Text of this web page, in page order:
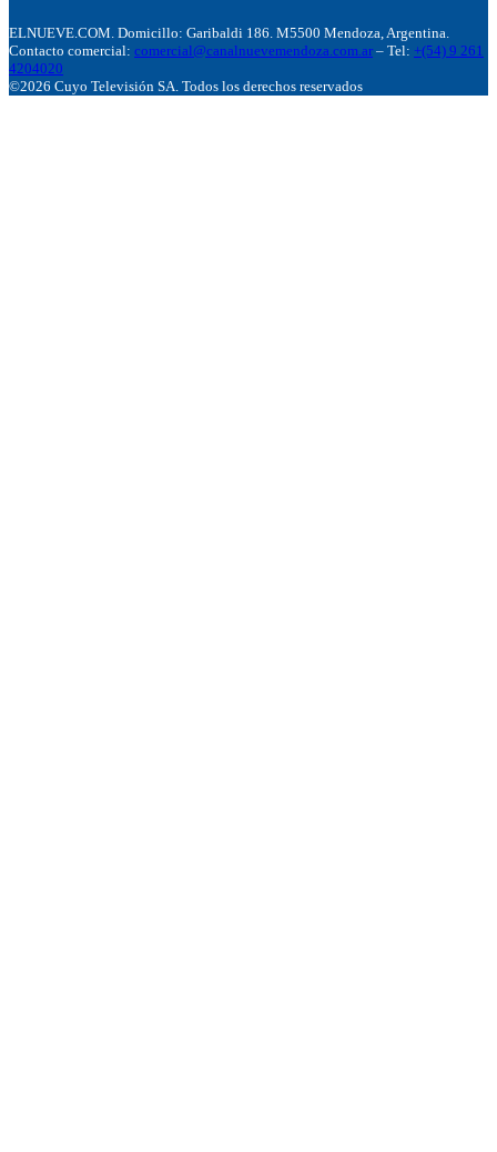
ELNUEVE.COM. Domicillo: Garibaldi 186. M5500 Mendoza, Argentina.
Contacto comercial: comercial@canalnuevemendoza.com.ar – Tel: +(54) 9 261
4204020
©2026 Cuyo Televisión SA. Todos los derechos reservados